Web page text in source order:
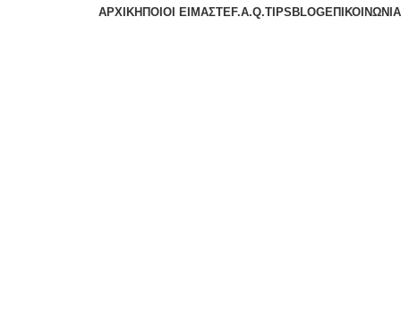
ΑΡΧΙΚΉ ΠΟΙΟΙ ΕΊΜΑΣΤΕF.A.Q.TIPS BLOGΕΠΙΚΟΙΝΩΝΊΑ